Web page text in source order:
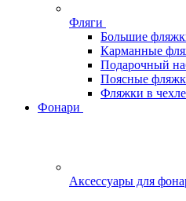
Фляги
Большие
Карманные
Подарочный
Поясные
Фляжки в чехле
Фонари
Аксессуары для